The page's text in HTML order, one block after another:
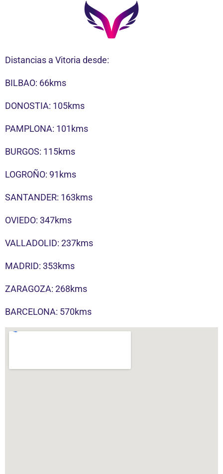
Distancias a Vitoria desde:
BILBAO: 66kms
DONOSTIA: 105kms
PAMPLONA: 101kms
BURGOS: 115kms
LOGROÑO: 91kms
SANTANDER: 163kms
OVIEDO: 347kms
VALLADOLID: 237kms
MADRID: 353kms
ZARAGOZA: 268kms
BARCELONA: 570kms